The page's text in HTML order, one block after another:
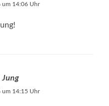
um 14:06 Uhr
Jung
um 14:15 Uhr